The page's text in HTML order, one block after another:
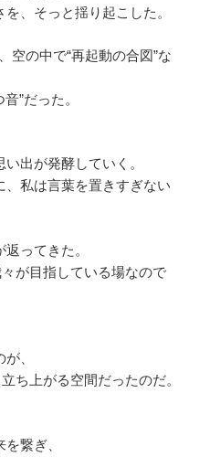
、そっと揺り起こした。
空の中で“再起動の合図”な
”だった。
出が発酵していく。
、私は言葉を置きすぎない
ってきた。
々が目指している場なので
、
ち上がる空間だったのだ。
繋ぎ、